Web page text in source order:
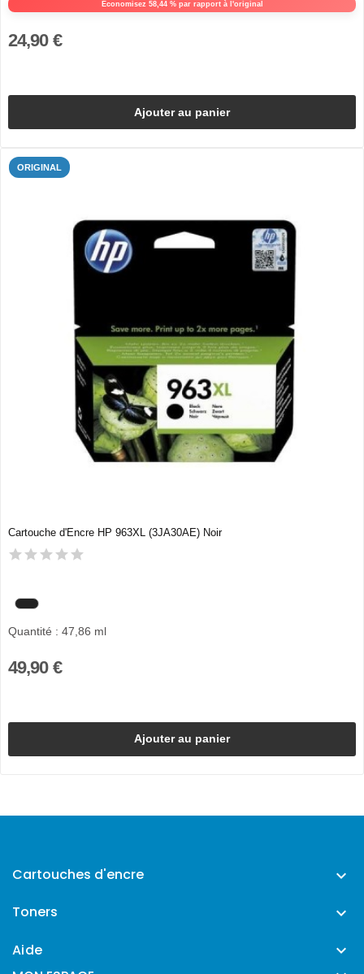
Économisez 58,44 % par rapport à l'original
24,90 €
Ajouter au panier
ORIGINAL
Cartouche d'Encre HP 963XL (3JA30AE) Noir
Quantité : 47,86 ml
49,90 €
Ajouter au panier
Cartouches d'encre 
Toners 
Aide 